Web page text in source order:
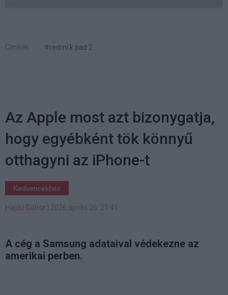
Címkék: #redmi k pad 2
Az Apple most azt bizonygatja,
hogy egyébként tök könnyű
otthagyni az iPhone-t
Kedvencekhez
Hajdú Gábor | 2026 április 26. 21:41
A cég a Samsung adataival védekezne az
amerikai perben.